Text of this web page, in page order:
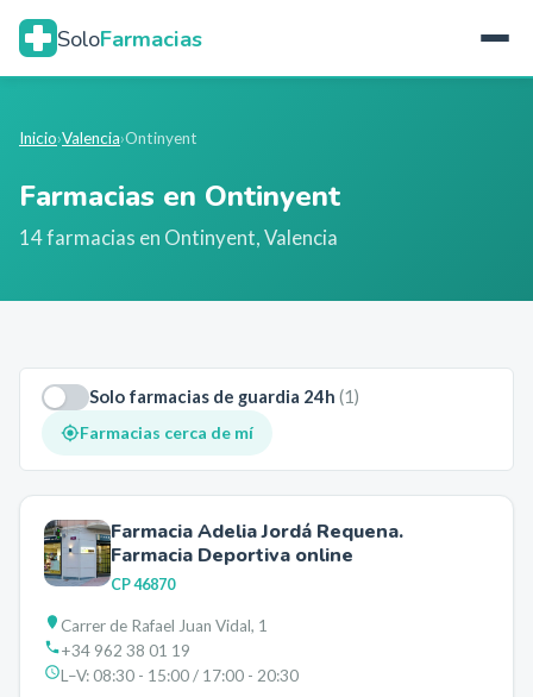
SoloFarmacias
Inicio›Valencia›Ontinyent
Farmacias en Ontinyent
14farmacias en Ontinyent,Valencia
Solo farmacias de guardia 24h (1)
Farmacias cerca de mí
Farmacia Adelia Jordá Requena.
Farmacia Deportiva online
CP46870
Carrer de Rafael Juan Vidal, 1
+34 962 38 01 19
L–V:08:30 - 15:00 / 17:00 - 20:30